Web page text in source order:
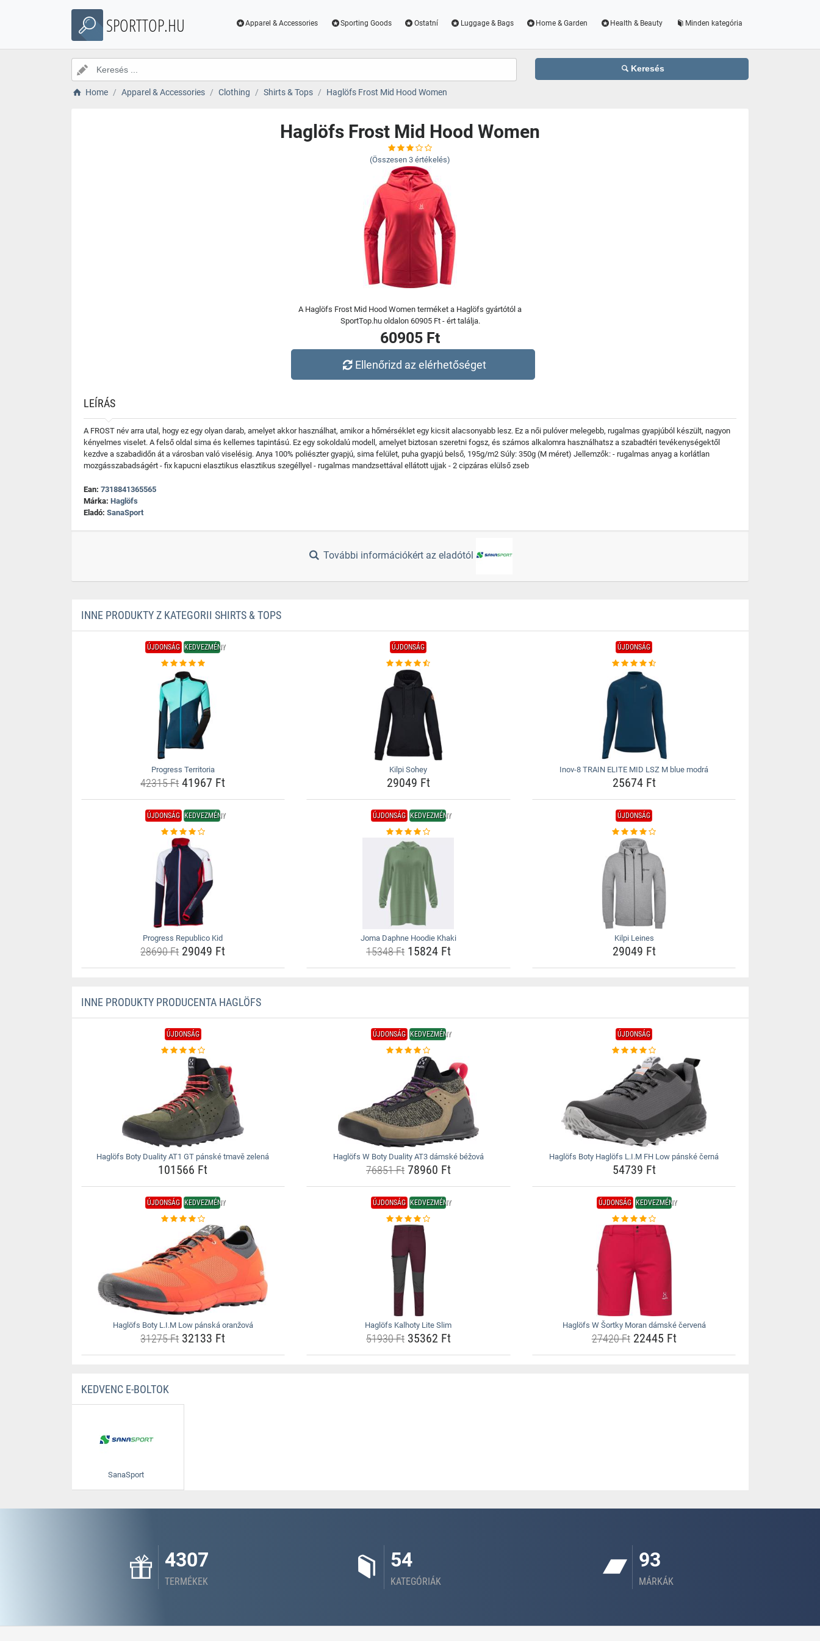
SPORTTOP.HU Apparel & Accessories Sporting Goods Ostatní Luggage & Bags Home & Garden Health & Beauty Minden kategória
Keresés
Home Apparel & Accessories Clothing Shirts & Tops Haglöfs Frost Mid Hood Women
Haglöfs Frost Mid Hood Women
(Összesen 3 értékelés)
A Haglöfs Frost Mid Hood Women terméket a Haglöfs gyártótól a
SportTop.hu oldalon 60905 Ft - ért találja.
60905 Ft
Ellenőrizd az elérhetőséget
LEÍRÁS
A FROST név arra utal, hogy ez egy olyan darab, amelyet akkor használhat, amikor a hőmérséklet egy kicsit alacsonyabb lesz. Ez a női pulóver melegebb, rugalmas gyapjúból készült, nagyon
kényelmes viselet. A felső oldal sima és kellemes tapintású. Ez egy sokoldalú modell, amelyet biztosan szeretni fogsz, és számos alkalomra használhatsz a szabadtéri tevékenységektől
kezdve a szabadidőn át a városban való viselésig. Anya 100% poliészter gyapjú, sima felület, puha gyapjú belső, 195g/m2 Súly: 350g (M méret) Jellemzők: - rugalmas anyag a korlátlan
mozgásszabadságért - fix kapucni elasztikus elasztikus szegéllyel - rugalmas mandzsettával ellátott ujjak - 2 cipzáras elülső zseb
Ean: 7318841365565
Márka: Haglöfs
Eladó: SanaSport
További információkért az eladótól
INNE PRODUKTY Z KATEGORII SHIRTS & TOPS
ÚJDONSÁG KEDVEZMÉNY
Progress Territoria
42315 Ft41967 Ft
ÚJDONSÁG
Kilpi Sohey
29049 Ft
ÚJDONSÁG
Inov-8 TRAIN ELITE MID LSZ M blue modrá
25674 Ft
ÚJDONSÁG KEDVEZMÉNY
Progress Republico Kid
28690 Ft29049 Ft
ÚJDONSÁG KEDVEZMÉNY
Joma Daphne Hoodie Khaki
15348 Ft15824 Ft
ÚJDONSÁG
Kilpi Leines
29049 Ft
INNE PRODUKTY PRODUCENTA HAGLÖFS
ÚJDONSÁG
Haglöfs Boty Duality AT1 GT pánské tmavě zelená
101566 Ft
ÚJDONSÁG KEDVEZMÉNY
Haglöfs W Boty Duality AT3 dámské béžová
76851 Ft78960 Ft
ÚJDONSÁG
Haglöfs Boty Haglöfs L.I.M FH Low pánské černá
54739 Ft
ÚJDONSÁG KEDVEZMÉNY
Haglöfs Boty L.I.M Low pánská oranžová
31275 Ft32133 Ft
ÚJDONSÁG KEDVEZMÉNY
Haglöfs Kalhoty Lite Slim
51930 Ft35362 Ft
ÚJDONSÁG KEDVEZMÉNY
Haglöfs W Šortky Moran dámské červená
27420 Ft22445 Ft
KEDVENC E-BOLTOK
SanaSport
4307
TERMÉKEK
54
KATEGÓRIÁK
93
MÁRKÁK